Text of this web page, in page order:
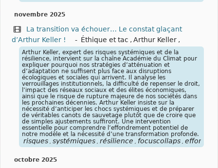
novembre 2025
La transition va échouer… Le constat glaçant
d’Arthur Keller !
- Éthique et tac , Arthur Keller ,
Arthur Keller, expert des risques systémiques et de la
résilience, intervient sur la chaîne Académie du Climat pour
expliquer pourquoi nos stratégies d’atténuation et
d’adaptation ne suffisent plus face aux disruptions
écologiques et sociales qui arrivent. Il analyse les
verrouillages institutionnels, la difficulté de repenser le droit,
l’impact des réseaux sociaux et des élites économiques,
ainsi que le risque de rupture majeure de nos sociétés dans
les prochaines décennies. Arthur Keller insiste sur la
nécessité d’anticiper les chocs systémiques et de préparer
de véritables canots de sauvetage plutôt que de croire que
de simples ajustements suffiront. Une intervention
essentielle pour comprendre l’effondrement potentiel de
notre modèle et la nécessité d’une transformation profonde.
risques systémiques résilience focuscollaps
octobre 2025